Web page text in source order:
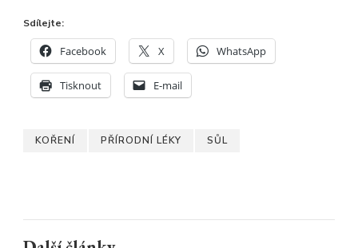
Sdílejte:
Facebook X WhatsApp
Tisknout E-mail
KOŘENÍ PŘÍRODNÍ LÉKY SŮL